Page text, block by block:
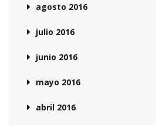
agosto 2016
julio 2016
junio 2016
mayo 2016
abril 2016